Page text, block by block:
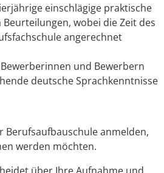
einschlägige praktische
wobei die Zeit des
angerechnet
und Bewerbern
deutsche Sprachkenntnisse
Berufsaufbauschule anmelden,
werden möchten.